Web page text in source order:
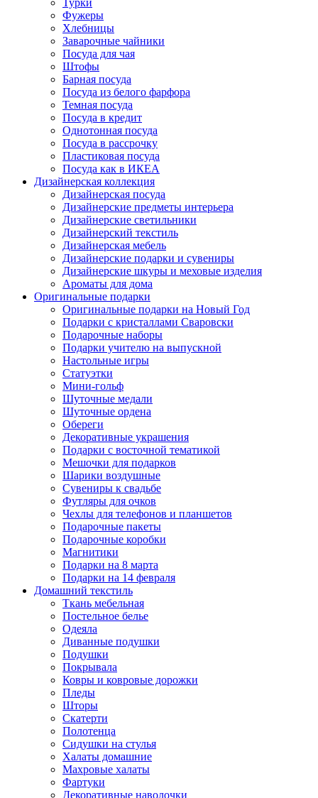
Турки
Фужеры
Хлебницы
Заварочные чайники
Посуда для чая
Штофы
Барная посуда
Посуда из белого фарфора
Темная посуда
Посуда в кредит
Однотонная посуда
Посуда в рассрочку
Пластиковая посуда
Посуда как в ИКЕА
Дизайнерская коллекция
Дизайнерская посуда
Дизайнерские предметы интерьера
Дизайнерские светильники
Дизайнерский текстиль
Дизайнерская мебель
Дизайнерские подарки и сувениры
Дизайнерские шкуры и меховые изделия
Ароматы для дома
Оригинальные подарки
Оригинальные подарки на Новый Год
Подарки с кристаллами Сваровски
Подарочные наборы
Подарки учителю на выпускной
Настольные игры
Статуэтки
Мини-гольф
Шуточные медали
Шуточные ордена
Обереги
Декоративные украшения
Подарки с восточной тематикой
Мешочки для подарков
Шарики воздушные
Сувениры к свадьбе
Футляры для очков
Чехлы для телефонов и планшетов
Подарочные пакеты
Подарочные коробки
Магнитики
Подарки на 8 марта
Подарки на 14 февраля
Домашний текстиль
Ткань мебельная
Постельное белье
Одеяла
Диванные подушки
Подушки
Покрывала
Ковры и ковровые дорожки
Пледы
Шторы
Скатерти
Полотенца
Сидушки на стулья
Халаты домашние
Махровые халаты
Фартуки
Декоративные наволочки